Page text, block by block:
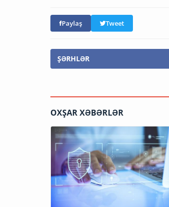
Paylaş Tweet
ŞƏRHLƏR
OXŞAR XƏBƏRLƏR